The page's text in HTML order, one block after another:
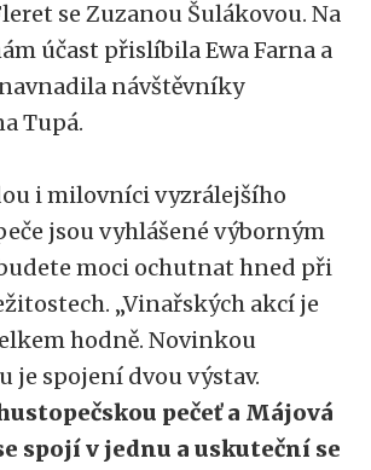
se Zuzanou Šulákovou. Na
účast přislíbila Ewa Farna a
návštěvníky
Tupá.
i milovníci vyzrálejšího
jsou vyhlášené výborným
moci ochutnat hned při
„Vinařských akcí je
hodně. Novinkou
je spojení dvou výstav.
pečeť a Májová
spojí v jednu a uskuteční se